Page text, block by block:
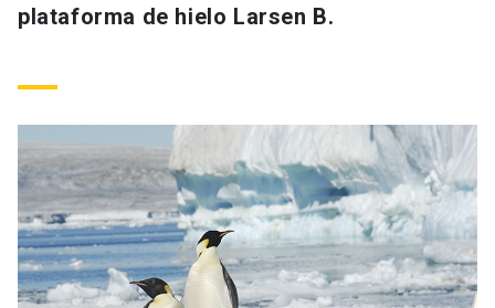
Padres y familia
Vecinos
Correo UC launch
Medios Biblioteca launch
Donaciones launch
plataforma de hielo Larsen B.